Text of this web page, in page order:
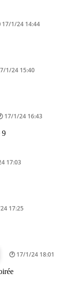
17/1/24 14:44
1/24 15:40
17/1/24 16:43
9
17:03
17:25
17/1/24 18:01